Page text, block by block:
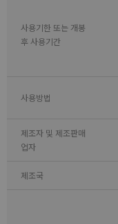
사용기한 또는 개봉
후 사용기간
사용방법
제조자 및 제조판매
업자
제조국